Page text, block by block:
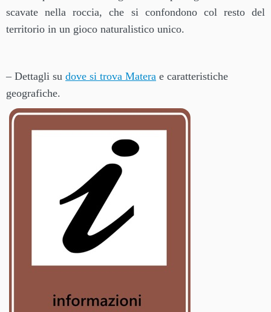
scavate nella roccia, che si confondono col resto del
territorio in un gioco naturalistico unico.
– Dettagli su dove si trova Matera e caratteristiche
geografiche.